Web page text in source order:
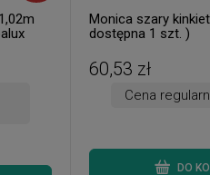
Monica szary
dostępna 1 szt. )
60,53 zł
Cena
DO